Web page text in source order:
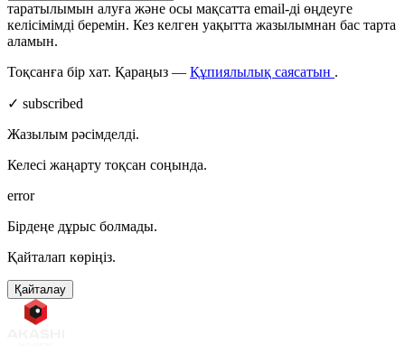
таратылымын алуға және осы мақсатта email-ді өңдеуге
келісімімді беремін. Кез келген уақытта жазылымнан бас тарта
аламын.
Тоқсанға бір хат. Қараңыз — Құпиялылық саясатын .
✓ subscribed
Жазылым рәсімделді.
Келесі жаңарту тоқсан соңында.
error
Бірдеңе дұрыс болмады.
Қайталап көріңіз.
Қайталау